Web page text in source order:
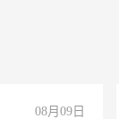
08月09日